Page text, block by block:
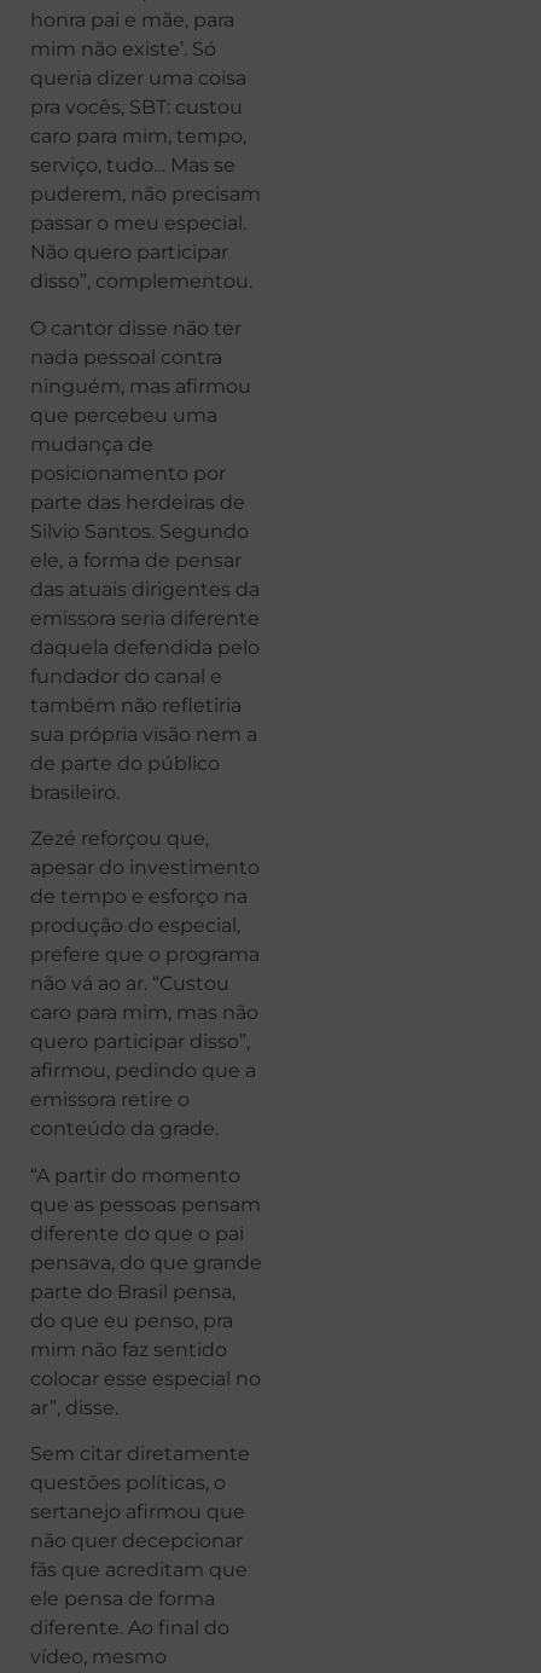
honra pai e mãe, para
mim não existe’. Só
queria dizer uma coisa
pra vocês, SBT: custou
caro para mim, tempo,
serviço, tudo… Mas se
puderem, não precisam
passar o meu especial.
Não quero participar
disso”, complementou.
O cantor disse não ter
nada pessoal contra
ninguém, mas afirmou
que percebeu uma
mudança de
posicionamento por
parte das herdeiras de
Silvio Santos. Segundo
ele, a forma de pensar
das atuais dirigentes da
emissora seria diferente
daquela defendida pelo
fundador do canal e
também não refletiria
sua própria visão nem a
de parte do público
brasileiro.
Zezé reforçou que,
apesar do investimento
de tempo e esforço na
produção do especial,
prefere que o programa
não vá ao ar. “Custou
caro para mim, mas não
quero participar disso”,
afirmou, pedindo que a
emissora retire o
conteúdo da grade.
“A partir do momento
que as pessoas pensam
diferente do que o pai
pensava, do que grande
parte do Brasil pensa,
do que eu penso, pra
mim não faz sentido
colocar esse especial no
ar”, disse.
Sem citar diretamente
questões políticas, o
sertanejo afirmou que
não quer decepcionar
fãs que acreditam que
ele pensa de forma
diferente. Ao final do
vídeo, mesmo